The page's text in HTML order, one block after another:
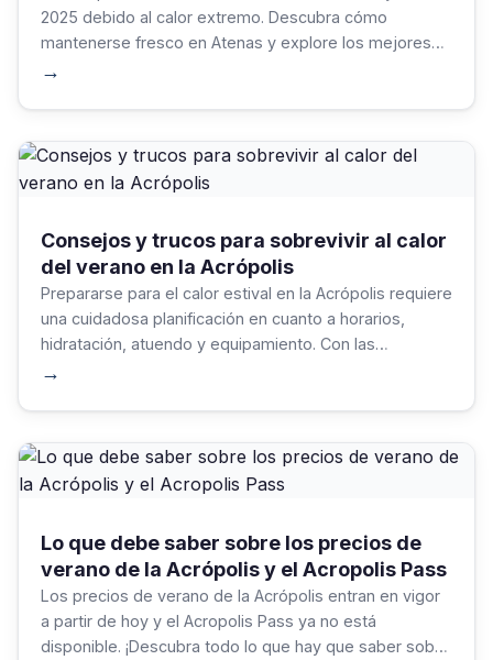
2025 debido al calor extremo. Descubra cómo
mantenerse fresco en Atenas y explore los mejores
→
Consejos y trucos para sobrevivir al calor
del verano en la Acrópolis
Prepararse para el calor estival en la Acrópolis requiere
una cuidadosa planificación en cuanto a horarios,
hidratación, atuendo y equipamiento. Con las
estrategias y el equipo adecuados, los visitantes
→
Lo que debe saber sobre los precios de
verano de la Acrópolis y el Acropolis Pass
Los precios de verano de la Acrópolis entran en vigor
a partir de hoy y el Acropolis Pass ya no está
disponible. ¡Descubra todo lo que hay que saber sobre